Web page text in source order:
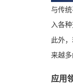
与传
入各
此外
来越多
应用